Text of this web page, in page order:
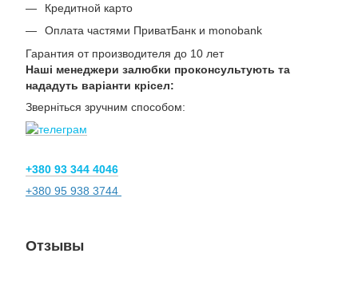
Кредитной карто
Оплата частями ПриватБанк и monobank
Гарантия от производителя до 10 лет
Наші менеджери залюбки проконсультують та
нададуть варіанти крісел:
Зверніться зручним способом:
+380 93 344 4046
+380 95 938 3744
Отзывы